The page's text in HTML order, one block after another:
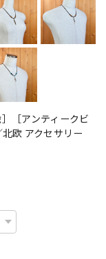
［アンティークビ
欧 アクセサリー